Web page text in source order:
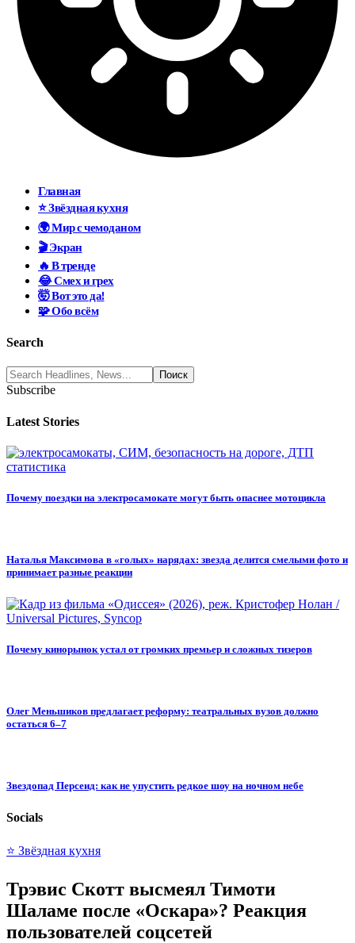
Главная
⭐ Звёздная кухня
🌍 Мир с чемоданом
🎬 Экран
🔥 В тренде
😂 Смех и грех
🤯 Вот это да!
🧩 Обо всём
Search
Subscribe
Latest Stories
Почему поездки на электросамокате могут быть опаснее мотоцикла
Наталья Максимова в «голых» нарядах: звезда делится смелыми фото и
принимает разные реакции
Почему кинорынок устал от громких премьер и сложных тизеров
Олег Меньшиков предлагает реформу: театральных вузов должно
остаться 6–7
Звездопад Персеид: как не упустить редкое шоу на ночном небе
Socials
⭐ Звёздная кухня
Трэвис Скотт высмеял Тимоти
Шаламе после «Оскара»? Реакция
пользователей соцсетей